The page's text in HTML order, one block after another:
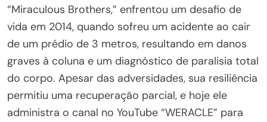
“Miraculous Brothers,” enfrentou um desafio de
vida em 2014, quando sofreu um acidente ao cair
de um prédio de 3 metros, resultando em danos
graves à coluna e um diagnóstico de paralisia total
do corpo. Apesar das adversidades, sua resiliência
permitiu uma recuperação parcial, e hoje ele
administra o canal no YouTube “WERACLE” para